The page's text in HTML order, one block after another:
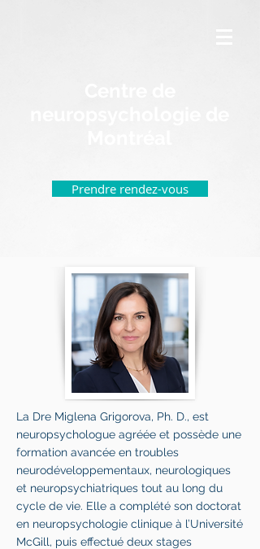
Prendre rendez-vous
La Dre Miglena Grigorova, Ph. D., est
neuropsychologue agréée et possède une
formation avancée en troubles
neurodéveloppementaux, neurologiques
et neuropsychiatriques tout au long du
cycle de vie. Elle a complété son doctorat
en neuropsychologie clinique à l’Université
McGill, puis effectué deux stages